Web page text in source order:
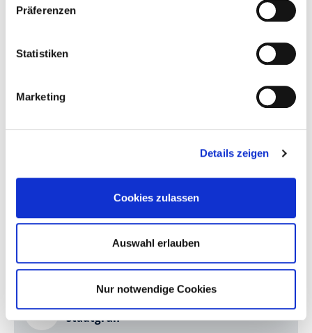
Präferenzen
Statistiken
Marketing
Details zeigen
Cookies zulassen
Auswahl erlauben
Nur notwendige Cookies
Alle Spielplätze in der Kernstadt
...
PDF
und Afferde) (5 MB)
Sie wollen grüner Pate werden?
Stadtgrün